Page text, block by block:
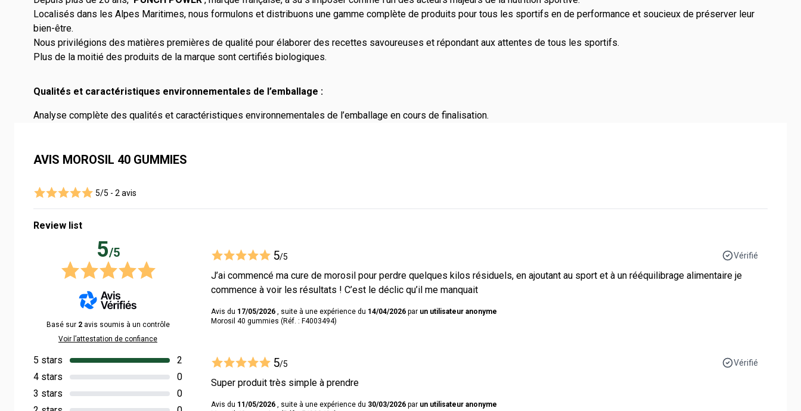
Localisés dans les Alpes Maritimes, nous formulons et distribuons une gamme complète de produits pour tous les sportifs en de performance et soucieux de préserver leur
bien-être.
Nous privilégions des matières premières de qualité pour élaborer des recettes savoureuses et répondant aux attentes de tous les sportifs.
Plus de la moitié des produits de la marque sont certifiés biologiques.
Qualités et caractéristiques environnementales de l’emballage :
Analyse complète des qualités et caractéristiques environnementales de l’emballage en cours de finalisation.
AVIS MOROSIL 40 GUMMIES
5/5 - 2 avis
Review list
5/5
Basé sur 2avis soumis à un contrôle
Voir l’attestation de confiance
5 stars
2
4 stars
0
3 stars
0
5/5 Vérifié
J’ai commencé ma cure de morosil pour perdre quelques kilos résiduels, en ajoutant au sport et à un rééquilibrage alimentaire je
commence à voir les résultats ! C’est le déclic qu’il me manquait
Avis du 17/05/2026 , suite à une expérience du 14/04/2026 par un utilisateur anonyme
Morosil 40 gummies (Réf. : F4003494)
5/5 Vérifié
Super produit très simple à prendre
Avis du 11/05/2026 , suite à une expérience du 30/03/2026 par un utilisateur anonyme